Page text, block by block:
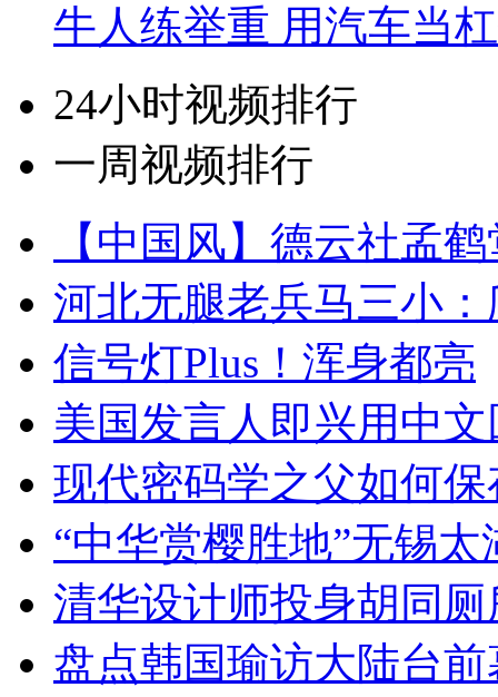
牛人练举重 用汽车当
24小时视频排行
一周视频排行
【中国风】德云社孟
河北无腿老兵马三小
信号灯Plus！浑身都亮
美国发言人即兴用中
现代密码学之父如何
“中华赏樱胜地”无锡
清华设计师投身胡同
盘点韩国瑜访大陆台